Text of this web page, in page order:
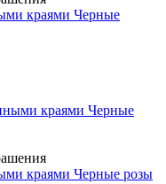
краями Черные
краями Черные розы